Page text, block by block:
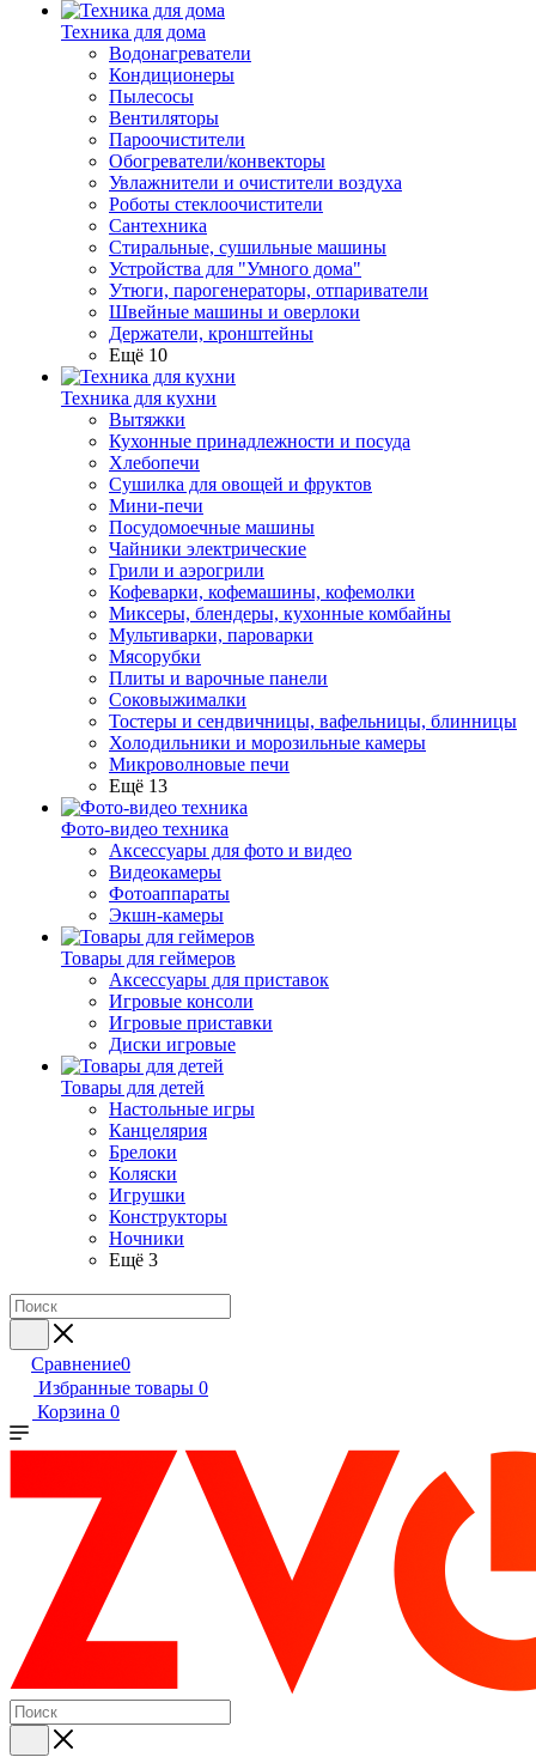
Техника для дома
Водонагреватели
Кондиционеры
Пылесосы
Вентиляторы
Пароочистители
Обогреватели/конвекторы
Увлажнители и очистители воздуха
Роботы стеклоочистители
Сантехника
Стиральные, сушильные машины
Устройства для "Умного дома"
Утюги, парогенераторы, отпариватели
Швейные машины и оверлоки
Держатели, кронштейны
Ещё 10
Техника для кухни
Вытяжки
Кухонные принадлежности и посуда
Хлебопечи
Сушилка для овощей и фруктов
Мини-печи
Посудомоечные машины
Чайники электрические
Грили и аэрогрили
Кофеварки, кофемашины, кофемолки
Миксеры, блендеры, кухонные комбайны
Мультиварки, пароварки
Мясорубки
Плиты и варочные панели
Соковыжималки
Тостеры и сендвичницы, вафельницы, блинницы
Холодильники и морозильные камеры
Микроволновые печи
Ещё 13
Фото-видео техника
Аксессуары для фото и видео
Видеокамеры
Фотоаппараты
Экшн-камеры
Товары для геймеров
Аксессуары для приставок
Игровые консоли
Игровые приставки
Диски игровые
Товары для детей
Настольные игры
Канцелярия
Брелоки
Коляски
Игрушки
Конструкторы
Ночники
Ещё 3
Сравнение0
Избранные товары 0
Корзина 0